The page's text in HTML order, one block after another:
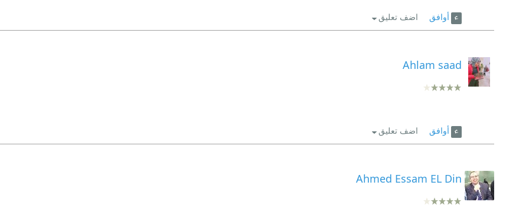
أوافق اضف تعليق
Ahlam saad
أوافق اضف تعليق
Ahmed Essam EL Din